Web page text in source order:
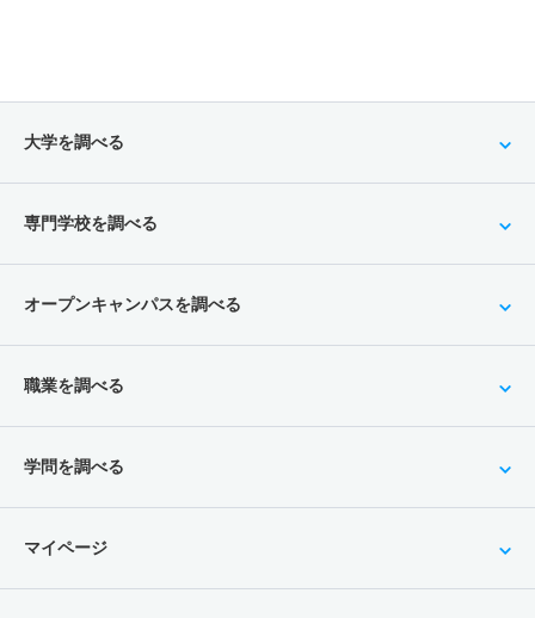
大学を調べる
専門学校を調べる
オープンキャンパスを調べる
職業を調べる
学問を調べる
マイページ